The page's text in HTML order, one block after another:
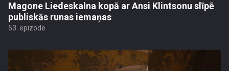
Magone Liedeskalna kopā ar Ansi Klintsonu slīpē
publiskās runas iemaņas
53. epizode